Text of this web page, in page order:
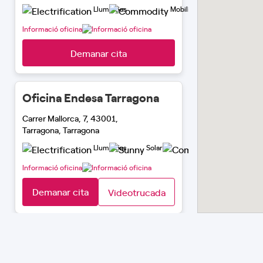
Llum i Gas Mobilitat Elèctrica
Informació oficina
Demanar cita
Oficina Endesa Tarragona
Carrer Mallorca, 7, 43001,
Tarragona, Tarragona
Llum i Gas Solar
Informació oficina
Demanar cita Videotrucada